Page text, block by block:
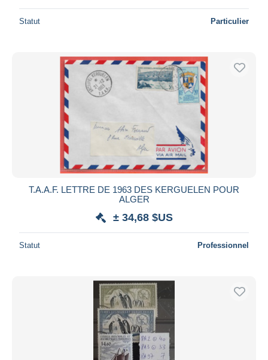
Statut Particulier
T.A.A.F. LETTRE DE 1963 DES KERGUELEN POUR
ALGER
± 34,68 $US
Statut Professionnel